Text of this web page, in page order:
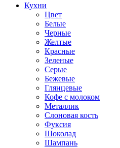
Кухни
Цвет
Белые
Черные
Желтые
Красные
Зеленые
Серые
Бежевые
Глянцевые
Кофе с молоком
Металлик
Слоновая кость
Фуксия
Шоколад
Шампань